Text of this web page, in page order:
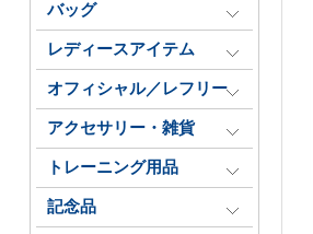
バッグ
レディースアイテム
オフィシャル／レフリー
アクセサリー・雑貨
トレーニング用品
記念品